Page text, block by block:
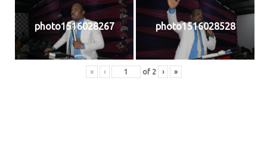
photo1516028267 photo1516028528
« ‹ of 2 › »